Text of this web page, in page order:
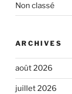
Non classé
ARCHIVES
août 2026
juillet 2026